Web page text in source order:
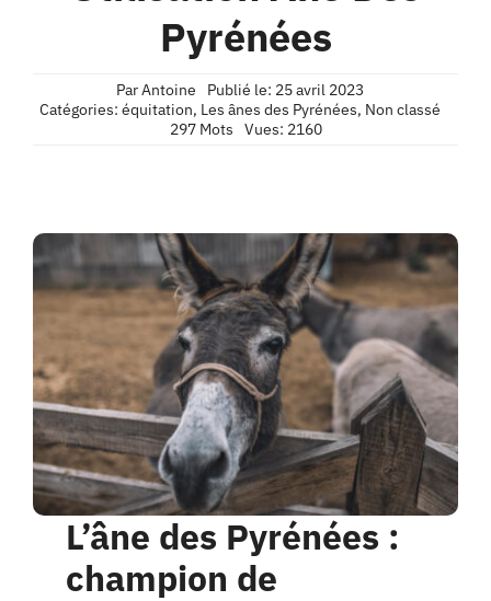
Confidentialité
Pyrénées
ParAntoine
Publié le: 25 avril 2023
Catégories: équitation, Les ânes des Pyrénées, Non classé
297 Mots
Vues: 2160
L’âne des Pyrénées :
champion de